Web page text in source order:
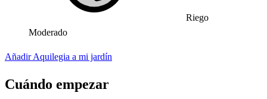
Riego
Moderado
Añadir Aquilegia a mi jardín
Cuándo empezar